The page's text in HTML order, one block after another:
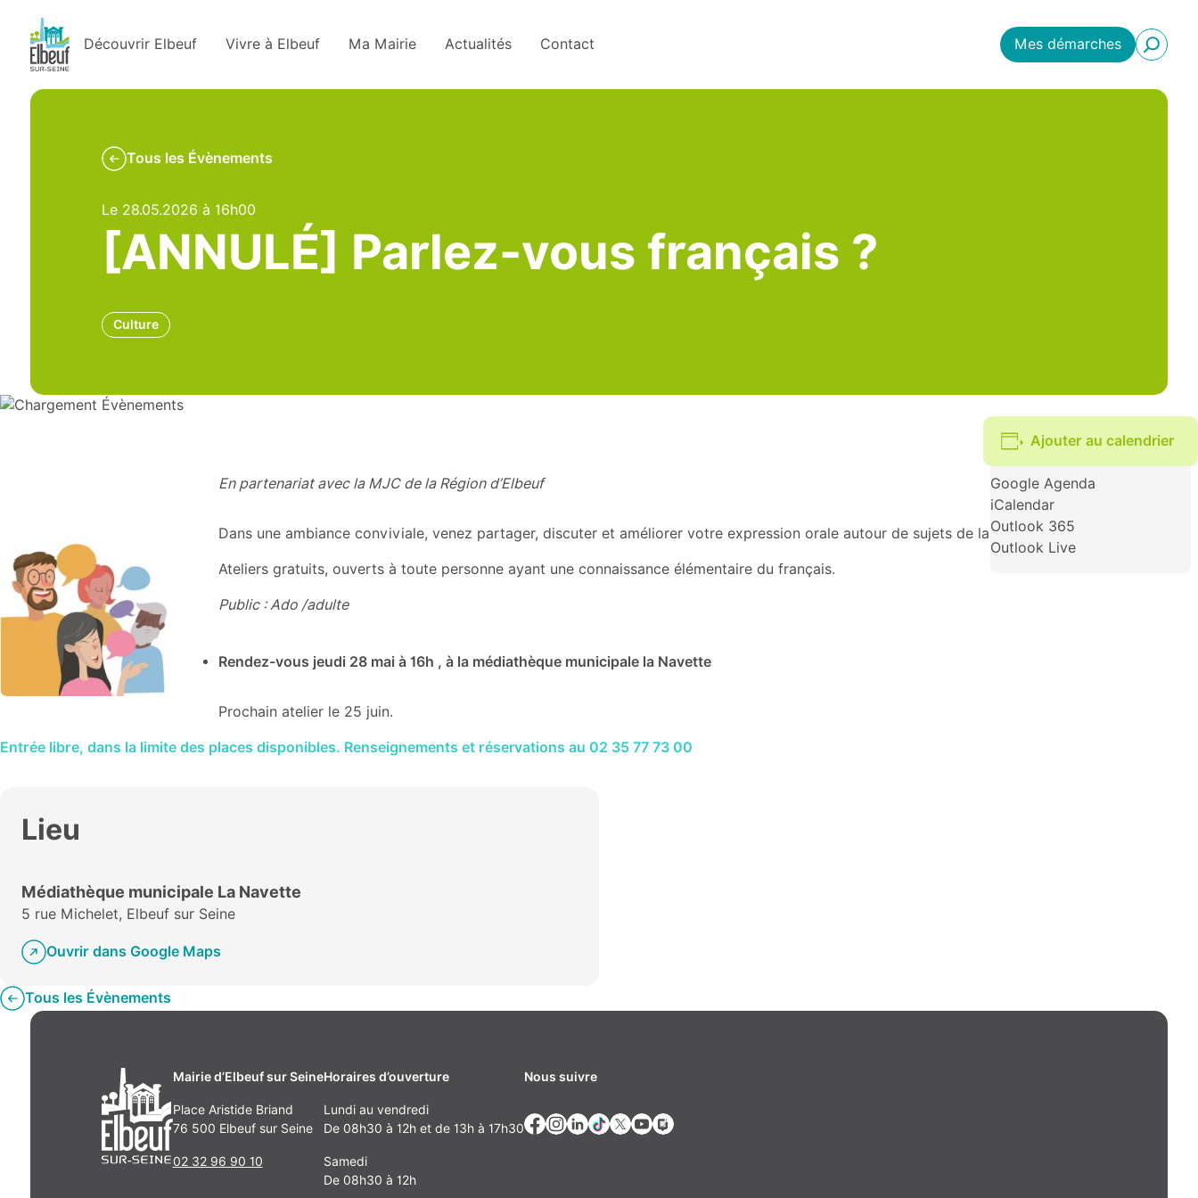
Découvrir Elbeuf Vivre à Elbeuf Ma Mairie Actualités Contact Mes démarches
Tous les Évènements
Le 28.05.2026 à 16h00
[ANNULÉ] Parlez-vous français ?
Culture
Ajouter au calendrier
Google Agenda
iCalendar
Outlook 365
Outlook Live
En partenariat avec la MJC de la Région d’Elbeuf
Dans une ambiance conviviale, venez partager, discuter et améliorer votre expression orale autour de sujets de la vie quotidienne.
Ateliers gratuits, ouverts à toute personne ayant une connaissance élémentaire du français.
Public : Ado /adulte
Rendez-vous jeudi 28 mai à 16h , à la médiathèque municipale la Navette
Prochain atelier le 25 juin.
Entrée libre, dans la limite des places disponibles. Renseignements et réservations au 02 35 77 73 00
Lieu
Médiathèque municipale La Navette
5 rue Michelet, Elbeuf sur Seine
Ouvrir dans Google Maps
Tous les Évènements
Mairie d’Elbeuf sur Seine
Place Aristide Briand
76 500 Elbeuf sur Seine
02 32 96 90 10
Horaires d’ouverture
Lundi au vendredi
De 08h30 à 12h et de 13h à 17h30
Samedi
De 08h30 à 12h
Nous suivre